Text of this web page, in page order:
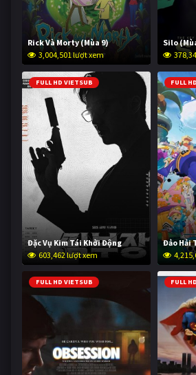
Rick Và Morty (Mùa 9)
3,004,501 lượt xem
Silo
FULL HD VIETSUB
Đặc Vụ Kim Tái Khởi Động
603,462 lượt xem
FULL
Đảo Hải
FULL HD VIETSUB FULL